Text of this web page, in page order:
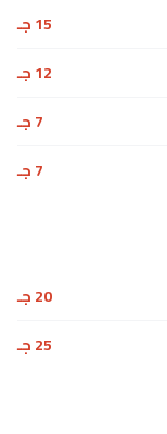
15 جـ
12 جـ
7 جـ
7 جـ
20 جـ
25 جـ